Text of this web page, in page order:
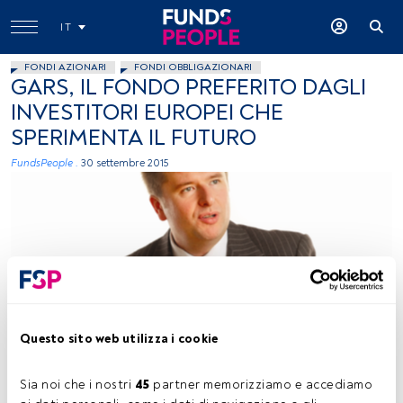
Questo sito web utilizza i cookie
Sia noi che i nostri 45 partner memorizziamo e accediamo
IT
FONDI AZIONARI FONDI OBBLIGAZIONARI
GARS, IL FONDO PREFERITO DAGLI
INVESTITORI EUROPEI CHE
SPERIMENTA IL FUTURO
FundsPeople . 30 settembre 2015
Tempo di lettura: 3 min.